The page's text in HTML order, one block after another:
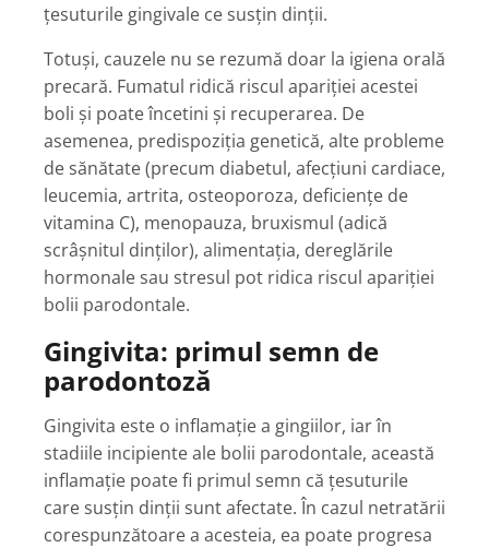
țesuturile gingivale ce susțin dinții.
Totuși, cauzele nu se rezumă doar la igiena orală
precară. Fumatul ridică riscul apariției acestei
boli și poate încetini și recuperarea. De
asemenea, predispoziția genetică, alte probleme
de sănătate (precum diabetul, afecțiuni cardiace,
leucemia, artrita, osteoporoza, deficiențe de
vitamina C), menopauza, bruxismul (adică
scrâșnitul dinților), alimentația, dereglările
hormonale sau stresul pot ridica riscul apariției
bolii parodontale.
Gingivita: primul semn de
parodontoză
Gingivita este o inflamație a gingiilor, iar în
stadiile incipiente ale bolii parodontale, această
inflamație poate fi primul semn că țesuturile
care susțin dinții sunt afectate. În cazul netratării
corespunzătoare a acesteia, ea poate progresa